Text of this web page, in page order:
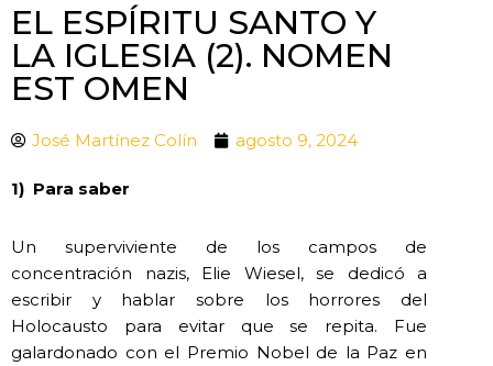
EL ESPÍRITU SANTO Y
LA IGLESIA (2). NOMEN
EST OMEN
José Martínez Colín agosto 9, 2024
1) Para saber
Un superviviente de los campos de
concentración nazis, Elie Wiesel, se dedicó a
escribir y hablar sobre los horrores del
Holocausto para evitar que se repita. Fue
galardonado con el Premio Nobel de la Paz en